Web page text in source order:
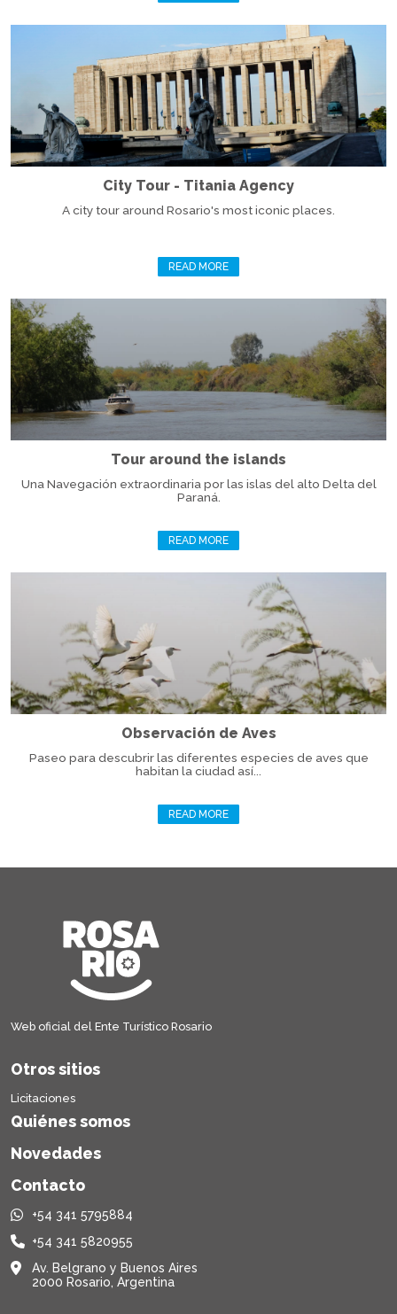
City Tour - Titania Agency
A city tour around Rosario's most iconic places.
READ MORE
Tour around the islands
Una Navegación extraordinaria por las islas del alto Delta del
Paraná.
READ MORE
Observación de Aves
Paseo para descubrir las diferentes especies de aves que
habitan la ciudad así...
READ MORE
Web oficial del Ente Turístico Rosario
Otros sitios
Licitaciones
Quiénes somos
Novedades
Contacto
+54 341 5795884
+54 341 5820955
Av. Belgrano y Buenos Aires
2000 Rosario, Argentina